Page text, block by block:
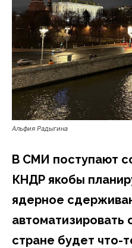
Альфия Радыгина
В СМИ поступают
КНДР якобы
ядерное
автоматизировать
стране будет что-